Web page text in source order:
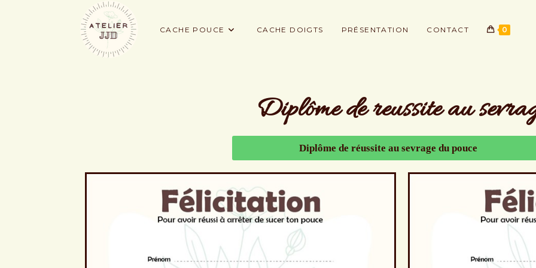
CACHE POUCE CACHE DOIGTS PRÉSENTATION CONTACT 0
Diplôme de reussite au
Diplôme de réussite au sevrage du pouce